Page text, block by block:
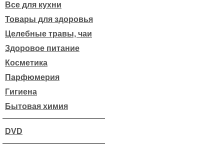
Все для кухни
Товары для здоровья
Целебные травы, чаи
Здоровое питание
Косметика
Парфюмерия
Гигиена
Бытовая химия
DVD